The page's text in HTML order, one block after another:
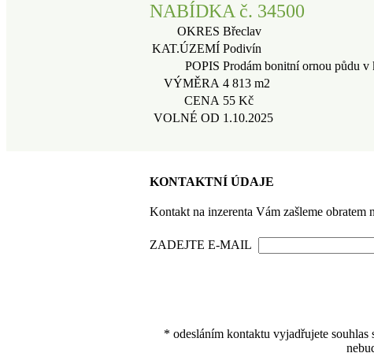
NABÍDKA č. 34500
OKRES Břeclav
KAT.ÚZEMÍ Podivín
POPIS Prodám bonitní ornou půdu
VÝMĚRA 4 813 m2
CENA 55 Kč
VOLNÉ OD 1.10.2025
KONTAKTNÍ ÚDAJE
Kontakt na inzerenta Vám zašleme obratem
ZADEJTE E-MAIL
* odesláním kontaktu vyjadřujete souhlas